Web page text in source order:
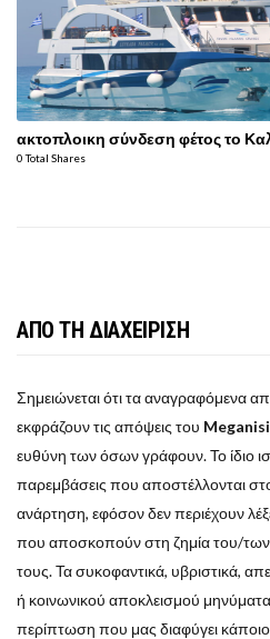
ακτοπλοικη σύνδεση φέτος το
0 Total Shares
ΑΠΟ ΤΗ ΔΙΑΧΕΙΡΙΣΗ
Σημειώνεται ότι τα αναγραφόμενα
εκφράζουν τις απόψεις του
ευθύνη των όσων γράφουν. Το ίδιο
παρεμβάσεις που αποστέλλονται
ανάρτηση, εφόσον δεν περιέχουν
που αποσκοπούν στη ζημία του/
τους. Τα συκοφαντικά, υβριστικά,
ή κοινωνικού αποκλεισμού
περίπτωση που μας διαφύγει